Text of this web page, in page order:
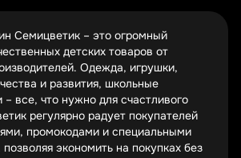
рассылки получают эксклюзивные
особенно удобно, когда нужно
– вы будете в курсе всех
ключевую роль в планировании
Например, перед началом учебного
традиционно предлагает скидки на
и одежду. А в преддверии
Семицветик – это огромный
детских товаров от
Одежда, игрушки,
и развития, школьные
все, что нужно для счастливого
регулярно радует покупателей
промокодами и специальными
экономить на покупках без